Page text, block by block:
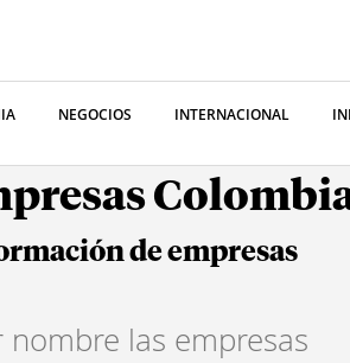
NEGOCIOS INTERNACIONAL
de empresas